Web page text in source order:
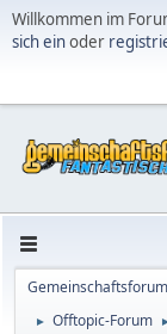
Willkommen im
sich einoder
► Offtopic-Forum